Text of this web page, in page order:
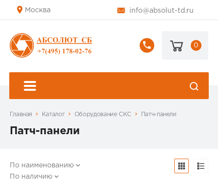
Москва info@absolut-td.ru
+7
178-
0
Главная Каталог Оборудование СКС Патч-панели
Патч-панели
По наименованию
По наличию